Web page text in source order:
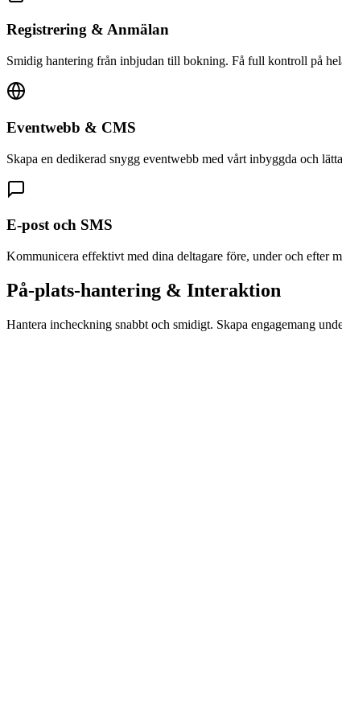
Registrering & Anmälan
Smidig hantering från inbjudan till bokning. Få full kontroll på
Eventwebb & CMS
Skapa en dedikerad snygg eventwebb med vårt inbyggda och
E-post och SMS
Kommunicera effektivt med dina deltagare före, under och efter
På-plats-hantering & Interaktion
Hantera incheckning snabbt och smidigt. Skapa engagemang